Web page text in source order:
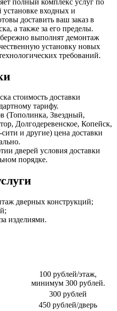
установке входных и
доставить ваш заказ в
а также за его пределы.
выполнят демонтаж
установку новых
требований.
стоимость доставки
тарифу.
(Тополинка, Звездный,
Долгодеревенское, Копейск,
и другие) цена доставки
дверей условия доставки
порядке.
дверных конструкций;
изделиями.
100 рублей/этаж,
минимум 300 рублей.
300 рублей
450 рублей/дверь